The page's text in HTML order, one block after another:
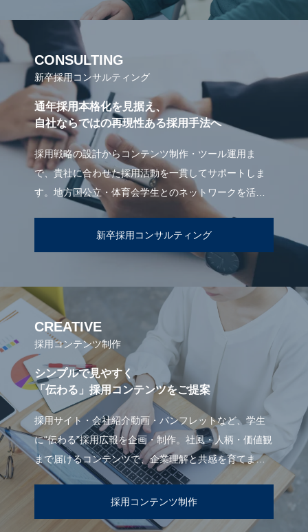
CONSULTING
新卒採用コンサルティング
通年採用本格化を見据え、
自社ならではの再現性ある採用手法へ
採用戦略の設計からコンテンツ制作・ツール運用ま
で、貴社に合わせた採用活動を一貫してサポートしま
す。地方国公立・体育会学生とのネットワークを活か
し、“無理なく続けられる採用”の仕組みづくりをご提案
新卒採用コンサルティング
CREATIVE
採用コンテンツ制作
シンプルで見やすく
「伝わる」採用コンテンツをご提案
採用サイト・会社紹介動画・パンフレットなど、学生
に“伝わる”採用広報を企画・制作。社風・人柄・価値観
まで届けるコンテンツで、企業理解と共感を育てま
す。
採用コンテンツ制作